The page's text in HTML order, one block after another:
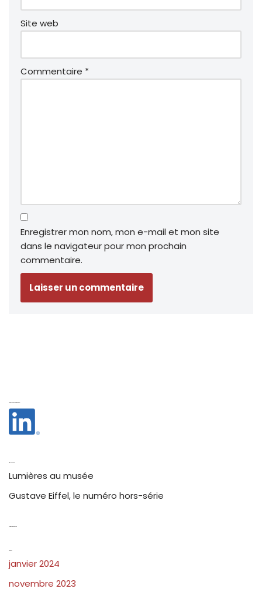
Site web
Commentaire *
Enregistrer mon nom, mon e-mail et mon site
dans le navigateur pour mon prochain
commentaire.
Lumières au musée
Gustave Eiffel, le numéro hors-série
janvier 2024
novembre 2023